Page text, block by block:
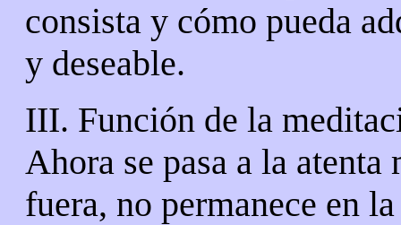
consista y cómo pueda
y deseable.
III. Función de la
Ahora se pasa a la
fuera, no permanece en la